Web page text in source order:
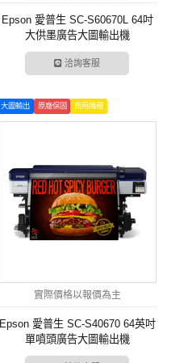
Epson 愛普生 SC-S60670L 64吋
大供墨廣告大圖輸出機
洽詢客服
大圖輸出 原廠保固 商用機種
實際價格以報價為主
Epson 愛普生 SC-S40670 64英吋
單噴頭廣告大圖輸出機